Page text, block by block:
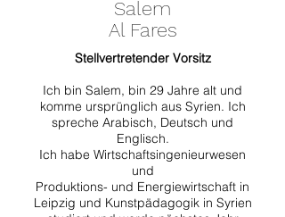
Salem
Al Fares
Stellvertretender Vorsitz
Ich bin Salem, bin 29 Jahre alt und
komme ursprünglich aus Syrien. Ich
spreche Arabisch, Deutsch und
Englisch.
Ich habe Wirtschaftsingenieurwesen
und
Produktions- und Energiewirtschaft in
Leipzig und Kunstpädagogik in Syrien